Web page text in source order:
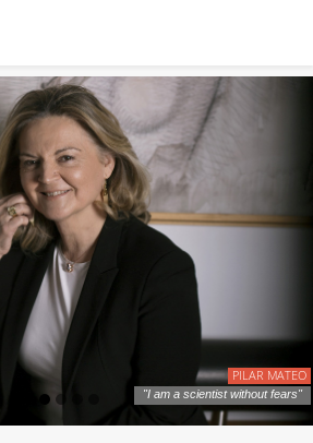
PILAR MATEO
"I am a scientist without fears"